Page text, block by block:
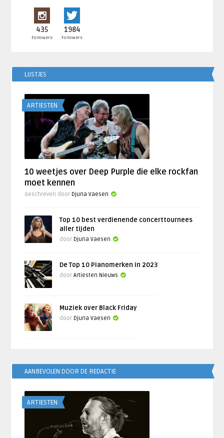
435
Followers
1984
Followers
LIJSTJES
ARTIESTEN
10 weetjes over Deep Purple die elke rockfan
moet kennen
Geschreven door Djuna Vaesen
Top 10 best verdienende concerttournees
aller tijden
door Djuna Vaesen
De Top 10 Pianomerken in 2023
doorArtiesten Nieuws
Muziek over Black Friday
door Djuna Vaesen
AANBEVOLEN DOOR DE REDACTIE
ARTIESTEN